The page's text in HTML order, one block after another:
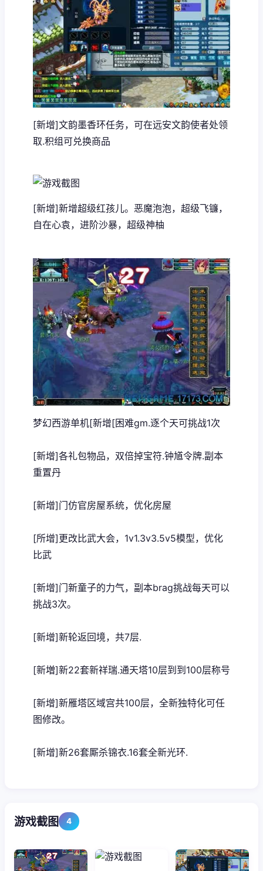
[新增]文韵墨香环任务，可在远安文韵使者处领
取.积组可兑换商品
[新增]新增超级红孩儿。恶魔泡泡，超级飞镰，
自在心袁，进阶沙暴，超级神柚
梦幻西游单机[新增[困难gm.逐个天可挑战1次
[新增]各礼包物品，双倍掉宝符.钟馗令牌.副本
重置丹
[新增]门仿官房屋系统，优化房屋
[所增]更改比武大会，1v1.3v3.5v5模型，优化
比武
[新增]门新童子的力气，副本brag挑战每天可以
挑战3次。
[新增]新轮返回境，共7层.
[新増]新22套新祥瑞.通天塔10层到到100层称号
[新增]新雁塔区域宫共100层，全新独特化可任
图修改。
[新增]新26套厮杀锦衣.16套全新光环.
游戏截图 4